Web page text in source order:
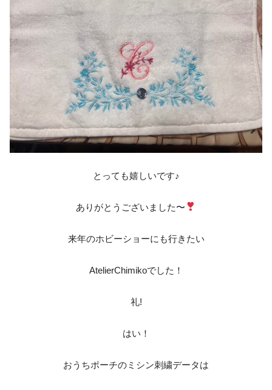
とっても嬉しいです♪
ありがとうございました〜
来年のホビーショーにも行きたい
AtelierChimikoでした！
‎礼!‎
はい！
おうちポーチのミシン刺繍データは